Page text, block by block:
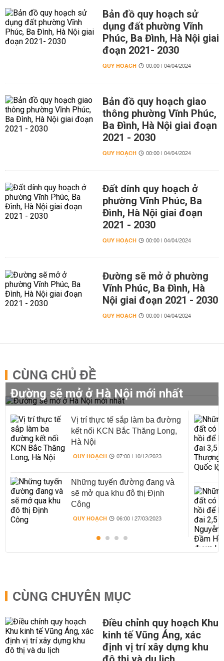
Bản đồ quy hoạch sử
dụng đất phường Vĩnh
Phúc, Ba Đình, Hà Nội giai
đoạn 2021- 2030
QUY HOẠCH 00:00 | 04/04/2024
Bản đồ quy hoạch giao
thông phường Vĩnh Phúc,
Ba Đình, Hà Nội giai đoạn
2021 - 2030
QUY HOẠCH 00:00 | 04/04/2024
Đất dính quy hoạch ở
phường Vĩnh Phúc, Ba
Đình, Hà Nội giai đoạn
2021 - 2030
QUY HOẠCH 00:00 | 04/04/2024
Đường sẽ mở ở phường
Vĩnh Phúc, Ba Đình, Hà
Nội giai đoạn 2021 - 2030
QUY HOẠCH 00:00 | 04/04/2024
CÙNG CHỦ ĐỀ
Đường sẽ mở ở Hà Nội mới nhất
Vị trí thực tế sắp làm ba đường
kết nối KCN Bắc Thăng Long,
Hà Nội
QUY HOẠCH 07:00 | 10/12/2023
Những tuyến đường đang và
sẽ mở qua khu đô thị Định
Công
QUY HOẠCH 06:00 | 27/03/2023
CÙNG CHUYÊN MỤC
Điều chỉnh quy hoạch Khu
kinh tế Vũng Áng, xác
định vị trí xây dựng khu